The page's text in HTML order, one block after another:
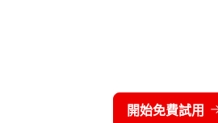
開始免費試用